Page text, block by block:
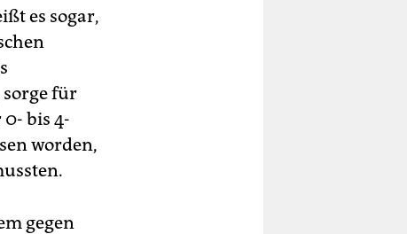
es sogar,
für
bis 4-
worden,
gegen